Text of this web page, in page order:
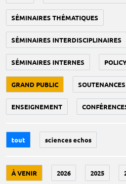
SÉMINAIRES THÉMATIQUES
SÉMINAIRES INTERDISCIPLINAIRES
SÉMINAIRES INTERNES
GRAND PUBLIC
ENSEIGNEMENT
tout sciences echos
À VENIR 2026 2025